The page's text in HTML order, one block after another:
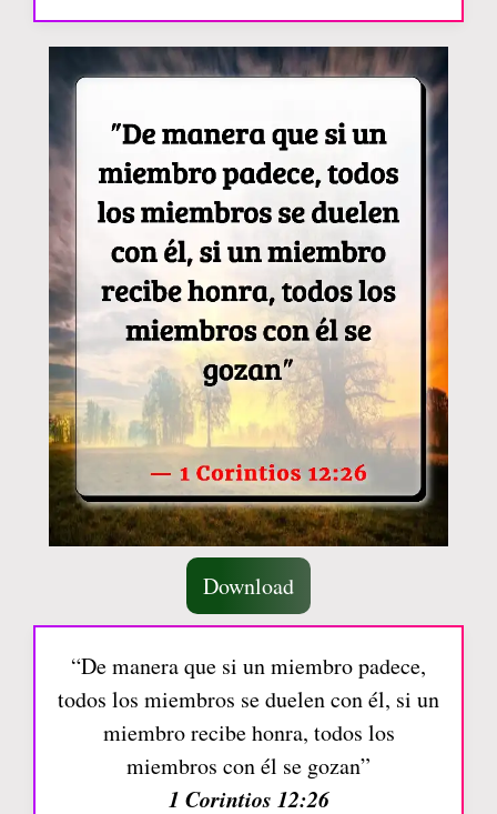
Download
“De manera que si un miembro padece,
todos los miembros se duelen con él, si un
miembro recibe honra, todos los
miembros con él se gozan”
1 Corintios 12:26